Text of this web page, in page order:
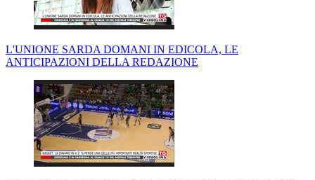
L'UNIONE SARDA DOMANI IN EDICOLA, LE
ANTICIPAZIONI DELLA REDAZIONE